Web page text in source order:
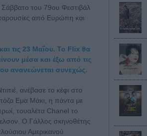
Σάββατο του 79ου Φεστιβάλ
από Ευρώπη και
τις 23 Μαΐου. Το Flix θα
μέσα και έξω από τις
ανανεώνεται συνεχώς.
ανέβασε το κέφι στο
Εμα Μάκι, η πάντα με
τουαλέτα Chanel το
Ο Γάλλος σκηνοθέτης
Αμερικανού